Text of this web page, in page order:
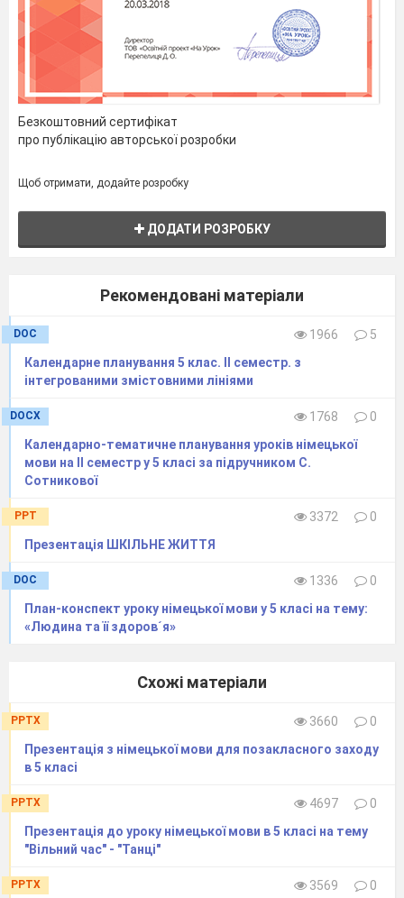
Безкоштовний сертифікат
про публікацію авторської розробки
Щоб отримати, додайте розробку
ДОДАТИ РОЗРОБКУ
Рекомендовані матеріали
DOC 1966
5
Календарне планування 5 клас. ІІ семестр. з
інтегрованими змістовними лініями
DOCX 1768
0
Календарно-тематичне планування уроків німецької
мови на ІІ семестр у 5 класі за підручником С.
Сотникової
PPT 3372
0
Презентація ШКІЛЬНЕ ЖИТТЯ
DOC 1336
0
План-конспект уроку німецької мови у 5 класі на тему:
«Людина та її здоров´я»
Схожі матеріали
PPTX 3660
0
Презентація з німецької мови для позакласного заходу
в 5 класі
PPTX 4697
0
Презентація до уроку німецької мови в 5 класі на тему
"Вільний час" - "Танці"
PPTX 3569
0